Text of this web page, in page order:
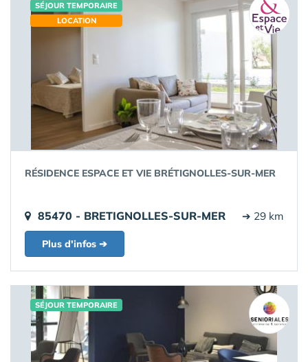
SÉJOUR TEMPORAIRE
LOCATION
RÉSIDENCE ESPACE ET VIE BRÉTIGNOLLES-SUR-MER
85470 - BRETIGNOLLES-SUR-MER ➔ 29 km
Plus d'infos ➔
SÉJOUR TEMPORAIRE